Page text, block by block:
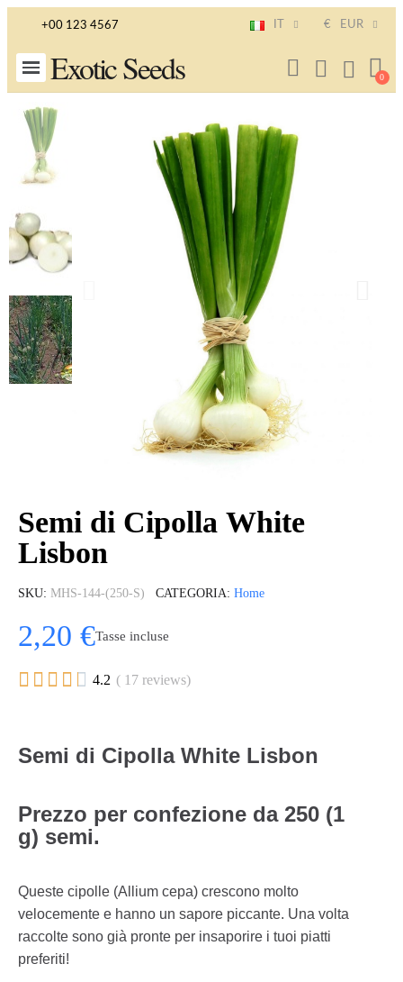
+00 123 4567 € EUR
Exotic Seeds
Semi di Cipolla White
Lisbon
SKU MHS-144-(250-S) CATEGORIA Home
2,20 €Tasse incluse
     4.2 ( 17 reviews)
Semi di Cipolla White Lisbon
Prezzo per confezione da 250 (1
g) semi.
Queste cipolle (Allium cepa) crescono molto
velocemente e hanno un sapore piccante. Una volta
raccolte sono già pronte per insaporire i tuoi piatti
preferiti!